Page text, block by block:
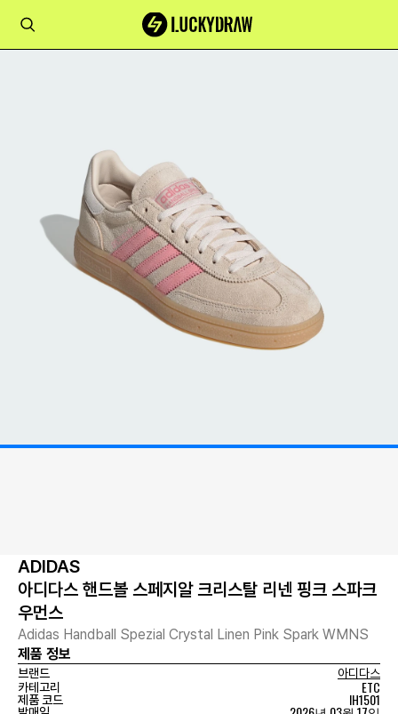
ADIDAS
아디다스 핸드볼 스페지알 크리스탈 리넨 핑크 스파크
우먼스
Adidas Handball Spezial Crystal Linen Pink Spark WMNS
제품 정보
브랜드
아디다스
카테고리
ETC
제품 코드 IH1501